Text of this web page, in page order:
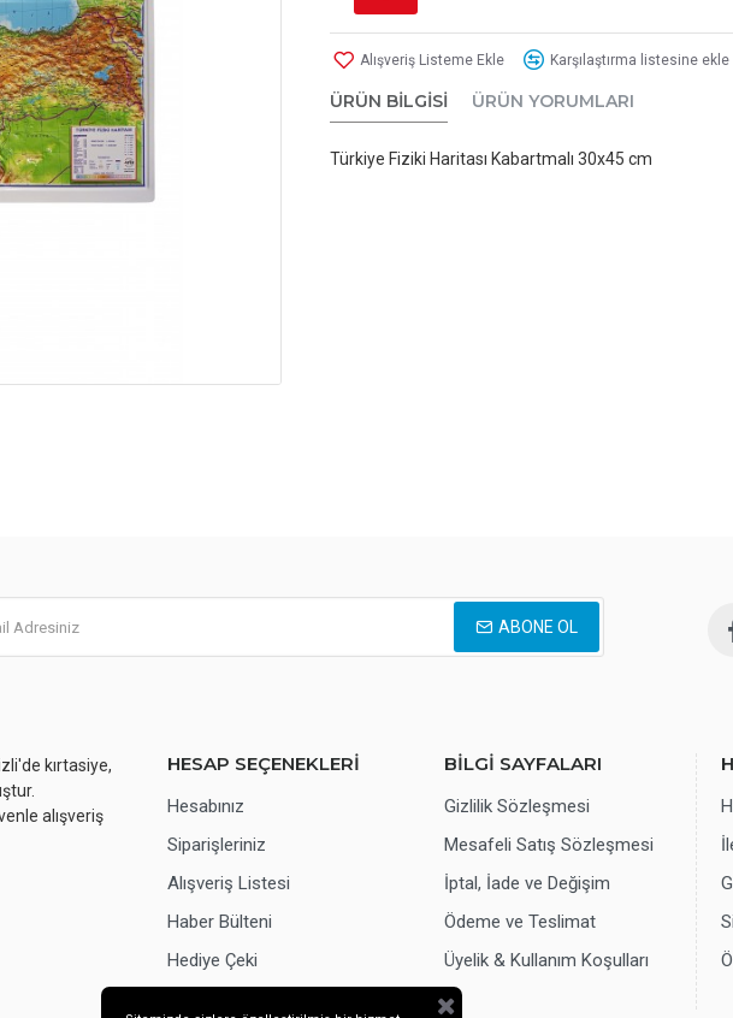
Alışveriş Listeme Ekle Karşılaştırma listesine ekle
ÜRÜN BILGISI ÜRÜN YORUMLARI
Türkiye Fiziki Haritası Kabartmalı 30x45 cm
ABONE OL
kırtasiye,
alışveriş
HESAP SEÇENEKLERİ
Hesabınız
Siparişleriniz
Alışveriş Listesi
Haber Bülteni
Hediye Çeki
BİLGİ SAYFALARI
Gizlilik Sözleşmesi
Mesafeli Satış Sözleşmesi
İptal, İade ve Değişim
Ödeme ve Teslimat
Üyelik & Kullanım Koşulları